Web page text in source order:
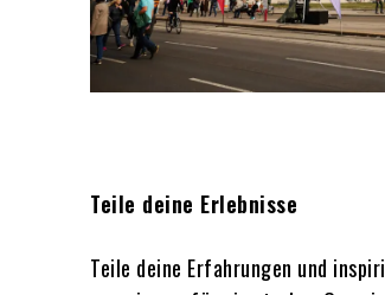
Teile deine Erlebnisse
Teile deine Erfahrungen und